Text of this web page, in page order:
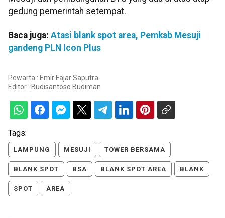
gedung pemerintah setempat.
Baca juga: Atasi blank spot area, Pemkab Mesuji
gandeng PLN Icon Plus
Pewarta : Emir Fajar Saputra
Editor : Budisantoso Budiman
Tags:
LAMPUNG MESUJI TOWER BERSAMA
BLANK SPOT BSA BLANK SPOT AREA BLANK
SPOT AREA